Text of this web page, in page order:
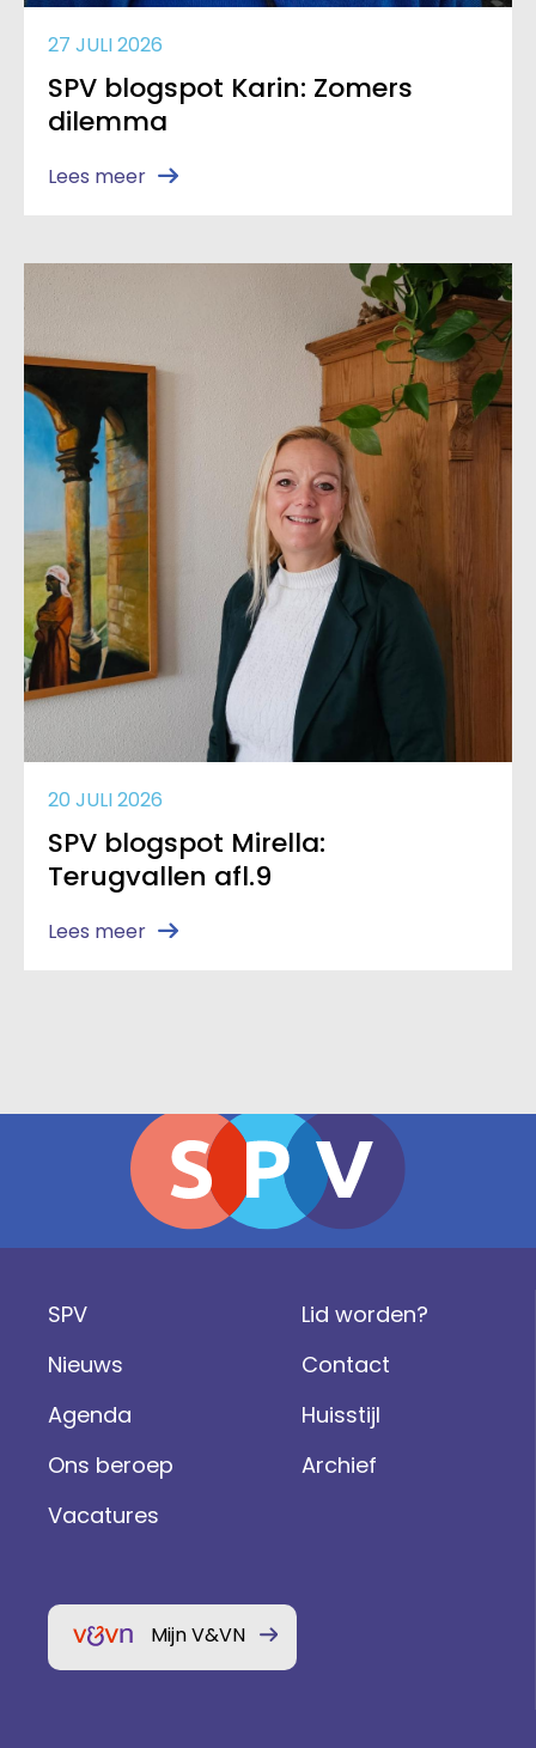
27 JULI 2026
SPV blogspot Karin: Zomers
dilemma
Lees meer
20 JULI 2026
SPV blogspot Mirella:
Terugvallen afl.9
Lees meer
SPV
Nieuws
Agenda
Ons beroep
Vacatures
Lid worden?
Contact
Huisstijl
Archief
Mijn V&VN